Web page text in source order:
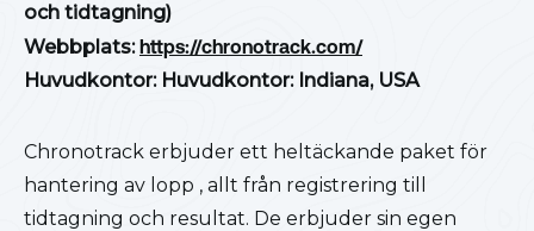
och tidtagning)
Webbplats:https://chronotrack.com/
Huvudkontor: Huvudkontor: Indiana, USA
Chronotrack erbjuder ett heltäckande paket för
hantering av lopp , allt från registrering till
tidtagning och resultat. De erbjuder sin egen